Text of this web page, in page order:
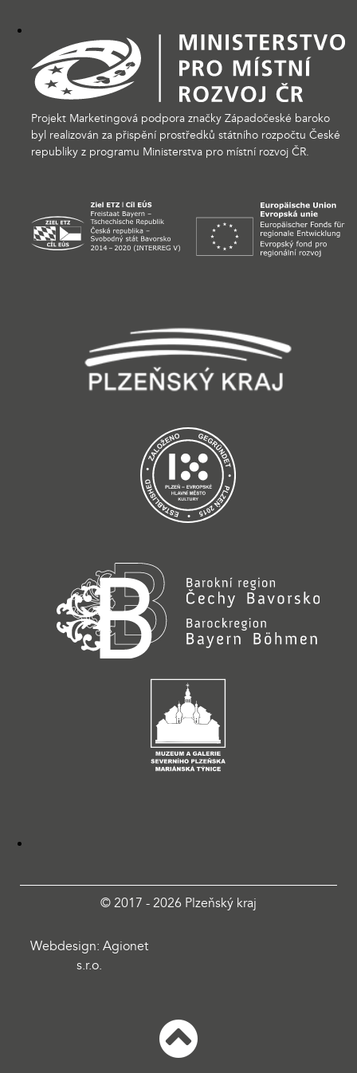
Projekt Marketingová podpora značky Západočeské baroko
byl realizován za přispění prostředků státního rozpočtu České
republiky z programu Ministerstva pro místní rozvoj ČR.
© 2017 - 2026 Plzeňský kraj
Webdesign: Agionet
s.r.o.